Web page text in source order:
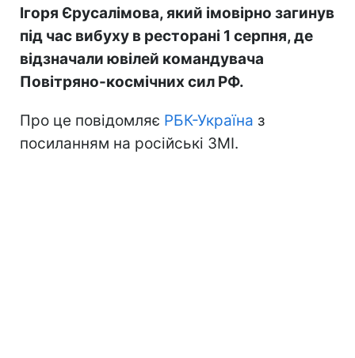
Ігоря Єрусалімова, який імовірно загинув
під час вибуху в ресторані 1 серпня, де
відзначали ювілей командувача
Повітряно-космічних сил РФ.
Про це повідомляє РБК-Україна з
посиланням на російські ЗМІ.